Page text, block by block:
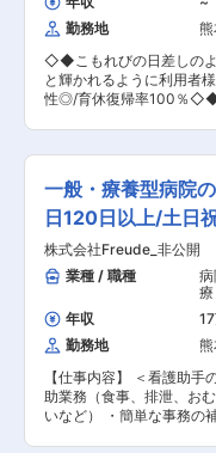
トロールの実施、徹底し
全社員の安全意識の向上
かつ快適な生活環境を継
めに一つ一つの行程にこ
の業務を検証／改善する
て、清掃活動、地域イベ
フ、ランタンフェスティ
名在籍しています。 ■ポジションの魅力： ・裁
量が大きい： 改善要望な
よう施設長もフォローし
て従来と異なる媒体手法
して取り組める環境です
れる： 日々スタッフさん
て接することも多く、一
キルを身に付けられる：
と幅広く経験を積めます。 変更の範囲：会社の定
める業務
勤務地
◇◆こもれびの日差しの
と輝かれるように利用者
性◎/育休復帰率100％◇◆
アプランの作成、管理。
・サービス担当者会議の
実施。 ・入居者・家族に対する生活相談。 ・介
護業務へのサポート。 ・病院受診時の送迎ならび
に付き添い。 ■組織構成： 93人（女性63人、パ
ート22人） ■研修制度： OJTでは1対1のサポー
ト体制をとり、教育担当
に働くので、「教える人
とがなく、一貫した指導
も特徴です。また、現場
し、ICT化による作業効
やつまずいた時には、自
解してくれる仲間たちが
く働きやすい環境です。
たい』という声を尊重し
い自由な発想や挑戦を応援し
一般・療養型病院
日120日以上/土日
社会保険完備/高給
株式会社Freude_非公開
業種 / 職種
年収
勤務地
【仕事内容】 ＜看護助手
助業務（食事、排泄、お
いなど） ・簡単な事務の